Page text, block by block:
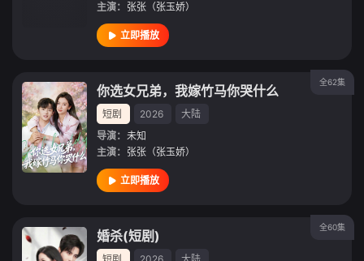
主演： 张张（张玉娇）
立即播放
全62集
你选女兄弟，我嫁竹马你哭什么
短剧 2026
大陆
导演： 未知
主演： 张张（张玉娇）
立即播放
全60集
婚杀(短剧)